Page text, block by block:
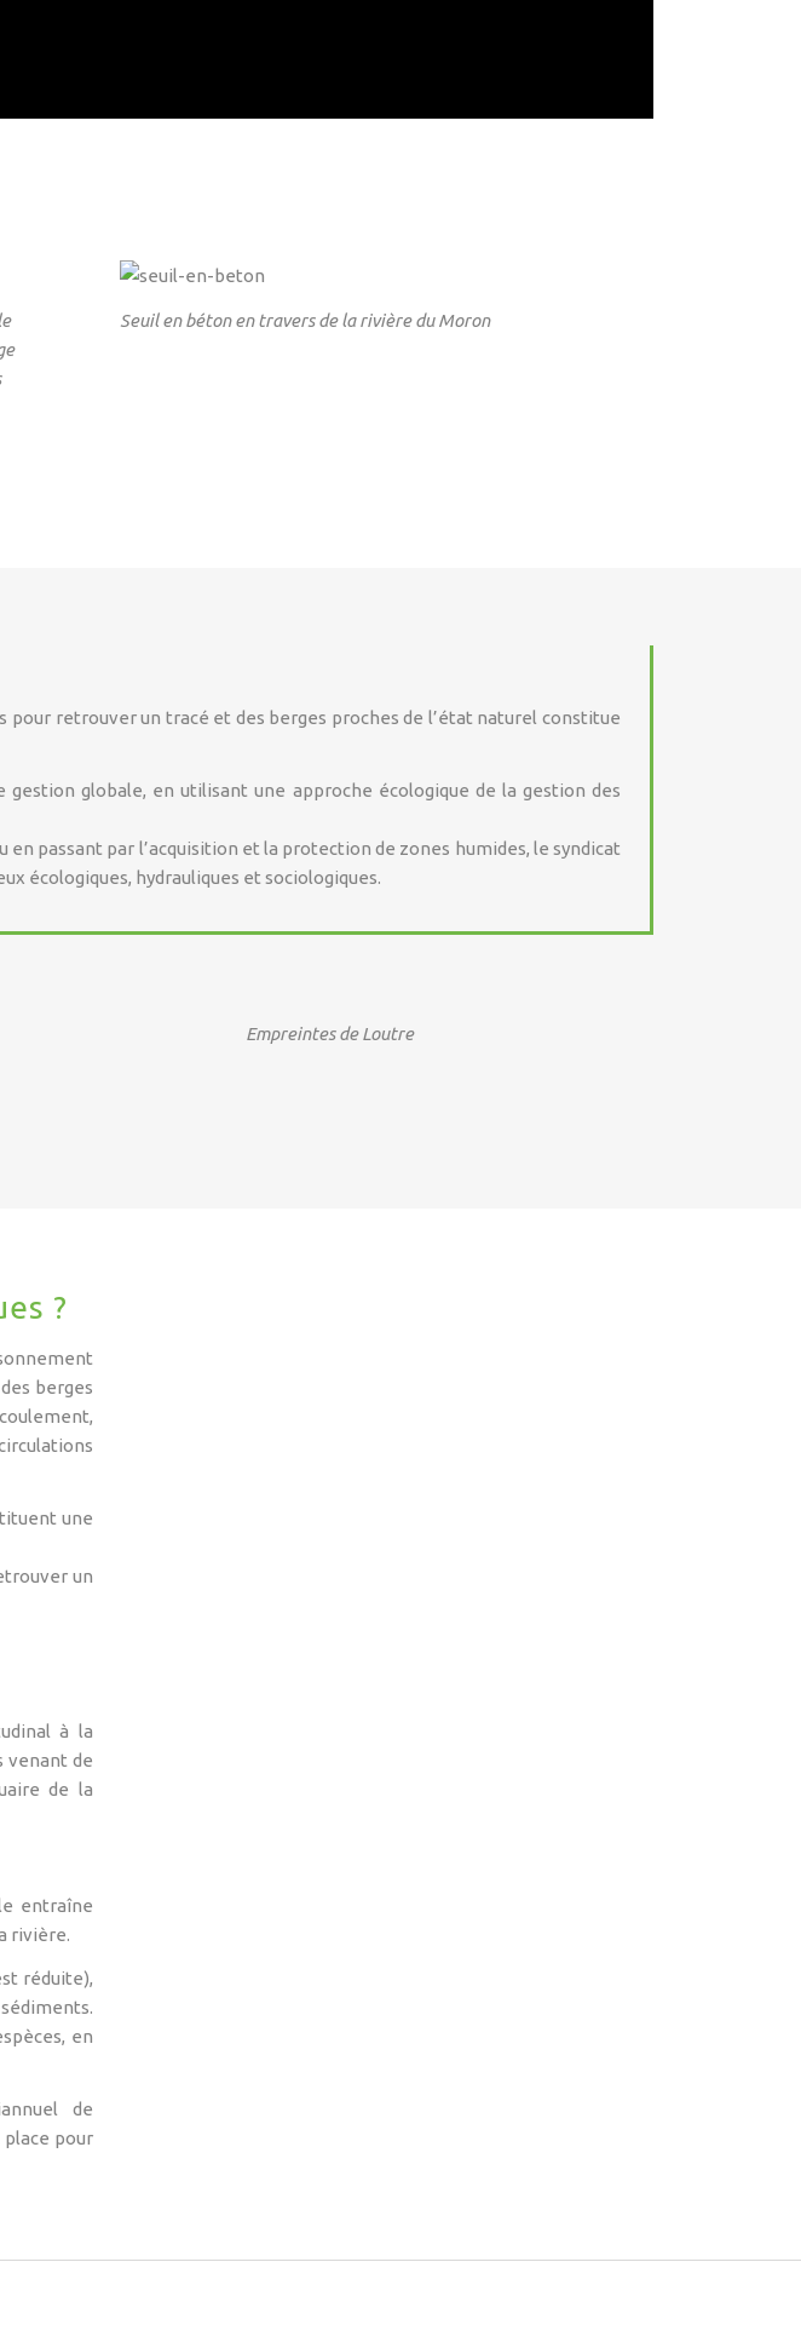
Seuil en béton en travers de la rivière du Moron
retrouver un tracé et des berges proches de l’état naturel constitue
globale, en utilisant une approche écologique de la gestion des
en passant par l’acquisition et la protection de zones humides, le syndicat
écologiques, hydrauliques et sociologiques.
Empreintes de Loutre
?
berges
une
un
à la
venant de
de la
entraîne
rivière.
réduite),
en
de
pour